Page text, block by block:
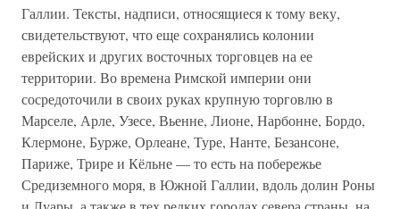
Галлии. Тексты, надписи, относящиеся к тому веку,
свидетельствуют, что еще сохранялись колонии
еврейских и других восточных торговцев на ее
территории. Во времена Римской империи они
сосредоточили в своих руках крупную торговлю в
Марселе, Арле, Узесе, Вьенне, Лионе, Нарбонне, Бордо,
Клермоне, Бурже, Орлеане, Туре, Нанте, Безансоне,
Париже, Трире и Кёльне — то есть на побережье
Средиземного моря, в Южной Галлии, вдоль долин Роны